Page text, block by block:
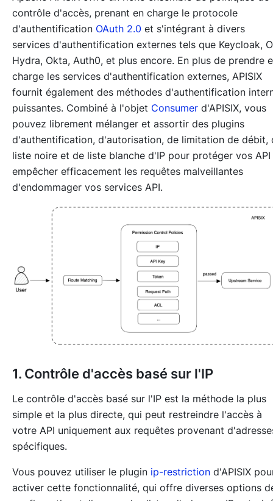
contrôle d'accès, prenant en charge le protocole
d'authentification OAuth 2.0 et s'intégrant à divers
services d'authentification externes tels que Keycloak,
Hydra, Okta, Auth0, et plus encore. En plus de prendre
charge les services d'authentification externes, APISIX
fournit également des méthodes d'authentification
puissantes. Combiné à l'objet Consumer d'APISIX, vous
pouvez librement mélanger et assortir des plugins
d'authentification, d'autorisation, de limitation de débit,
liste noire et de liste blanche d'IP pour protéger vos
empêcher efficacement les requêtes malveillantes
d'endommager vos services API.
1. Contrôle d'accès basé sur l'IP
Le contrôle d'accès basé sur l'IP est la méthode la plus
simple et la plus directe, qui peut restreindre l'accès à
votre API uniquement aux requêtes provenant
spécifiques.
Vous pouvez utiliser le plugin ip-restriction d'APISIX
activer cette fonctionnalité, qui offre diverses options